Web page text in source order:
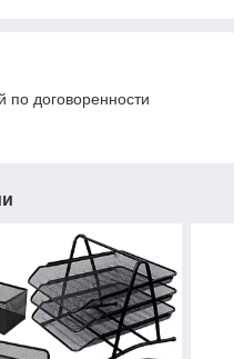
по договоренности